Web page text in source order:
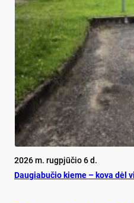
2026 m. rugpjūčio 6 d.
Dau­gia­bu­čio kie­me – ko­va dėl